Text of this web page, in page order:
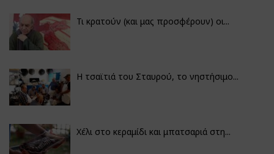
Τι κρατούν (και μας προσφέρουν) οι...
Η τσαϊτιά του Σταυρού, το νηστήσιμο...
Χέλι στο κεραμίδι και μπατσαριά στη...